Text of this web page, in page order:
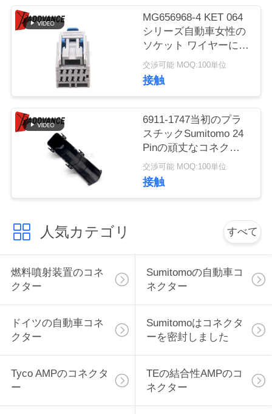
に
な
さ
引
用
を
要
求
し
な
さ
MG656968-4 KET 064
シリーズ自動車女性の
ソケット ワイヤーにワ
イヤー10ピン コネクタ
交渉可能 MOQ:100単位
接触
6911-1747当初のプラ
スチックSumitomo 24
Pinの頑丈なコネクタ
ーの保護カバー
交渉可能 MOQ:100単位
接触
人気カテゴリ すべて
燃料噴射装置のコネ
クター
Sumitomoの自動車コ
ネクター
ドイツの自動車コネ
クター
Sumitomoはコネクタ
ーを密封しました
Tyco AMPのコネクタ
ー
TEの結合性AMPのコ
ネクター